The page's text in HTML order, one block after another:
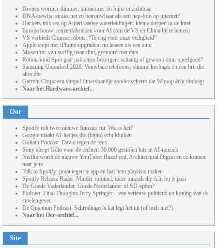
Drones worden slimmer, autonomer én bijna onzichtbaar
DNA-bewijs: straks net zo betrouwbaar als een nep-foto op internet?
Hackers mikken op Amerikaanse waterleidingen: kleine dorpen in de knel
Europa bouwt reuzenfabrieken voor AI (om de VS en China bij te benen)
VS verbiedt Chinese robots: “Te eng voor onze veiligheid”
Apple stopt met iPhone-upgraden: nu leasen als een auto
Museums: van stoffig naar slim, gestuurd met data
Robot-hond Spot gaat pakketjes bezorgen: schattig of gewoon duur speelgoed?
Samsung Unpacked 2026: Vouwbare telefoons, slimme horloges én een bril die
alles ziet
Garmin Cirqa: een simpel fitnessbandje zonder scherm dat Whoop écht uitdaagt
Naar het Hardware-archief...
Oor
Spotify rolt twee nieuwe functies uit. Wat is het?
Google maakt AI-liedjes die (bijna) echt klinken
Goliath Podcast: David tegen de reus
Sony sleept Udio voor de rechter: 30.000 gestolen hits in AI-muziek
Netflix wordt de nieuwe YouTube: BuzzFeed, Architectural Digest en co komen
naar je tv
Talk to Spotify: praat tegen je app en laat hem playlists maken
Spotify Release Radar: Minder rommel, meer muziek die écht bij je past
De Goede Vaderlander: Goede Nederlander of SD-spion?
Podcast: Final Thoughts Jerry Springer – van serieuze politicus tot koning van de
stoelengevec
De Quantum Podcast: Schrödinger’s kat legt het uit (of toch niet?)
Naar het Oor-archief...
Site